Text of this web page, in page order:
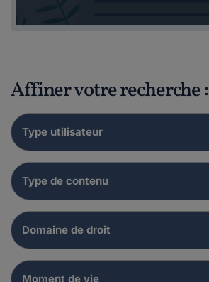
Affiner votre recherche :